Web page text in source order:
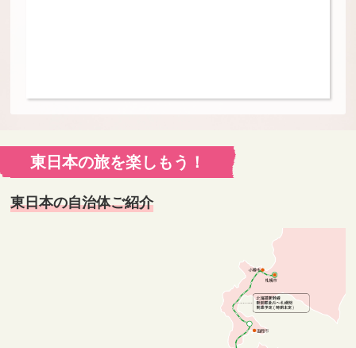
東日本の旅を楽しもう！
東日本の自治体ご紹介